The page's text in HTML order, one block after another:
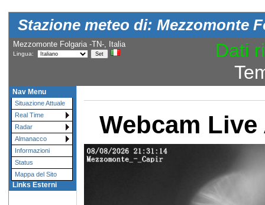
Stazione meteo di: Mezzomonte
Mezzomonte Folgaria -TN-, Italia
Lingua:
Dati
Nav Menu
Situazione Attuale
Real Time
Radar
Almanacco
Informazioni
Status
Mappa del Sito
Links Esterni
Webcam